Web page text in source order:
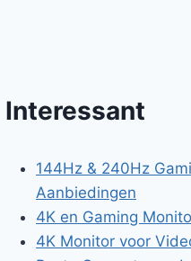
Interessant
144Hz & 240Hz
Aanbiedingen
4K en Gaming
4K Monitor voor